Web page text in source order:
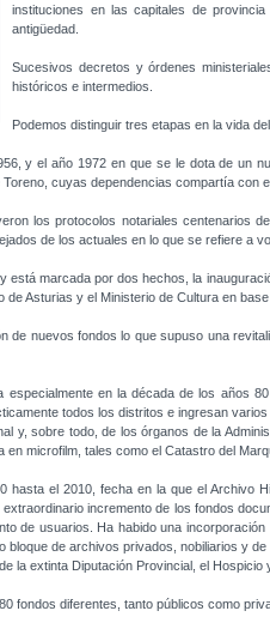
instituciones en las capitales de
antigüedad.
Sucesivos decretos y órdenes
históricos e intermedios.
Podemos distinguir tres etapas en la vida
y el año 1972 en que se le dota de un
cuyas dependencias compartía
los protocolos notariales
de los actuales en lo que se refiere a
está marcada por dos hechos, la
de Asturias y el Ministerio de Cultura en
de nuevos fondos lo que supuso una
especialmente en la década de los años
todos los distritos e ingresan
y, sobre todo, de los órganos de la
en microfilm, tales como el Catastro del
hasta el 2010, fecha en la que el Archivo
incremento de los fondos
de usuarios. Ha habido una
de archivos privados, nobiliarios y
la extinta Diputación Provincial, el
fondos diferentes, tanto públicos como